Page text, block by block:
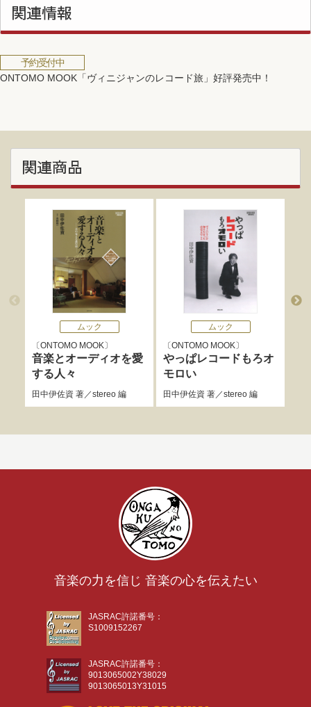
関連情報
予約受付中
ONTOMO MOOK「ヴィニジャンのレコード旅」好評発売中！
関連商品
ムック
ONTOMO MOOK
音楽とオーディオを愛
する人々
田中伊佐資著／stereo編
ムック
ONTOMO MOOK
やっぱレコードもろオ
モロい
田中伊佐資著／stereo編
音楽の力を信じ 音楽の心を伝えたい
JASRAC許諾番号：
S1009152267
JASRAC許諾番号：
9013065002Y38029
9013065013Y31015